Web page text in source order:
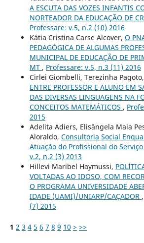
A ESCUTA DAS VOZES INFANTIS
NORTEADOR DA EDUCAÇÃO DE
Professare: v.5, n.2 (10) 2016
Kátia Cristina Carse Alcover, O
PEDAGÓGICA DE ALGUMAS
MUNICIPAL DE EDUCAÇÃO DE
MT , Professare: v.5, n.3 (11) 2016
Cirlei Giombelli, Terezinha Pagoto,
ENTRE PROFESSOR E ALUNO EM
DAS DIVERSAS LINGUAGENS NA
CONCEITOS MATEMÁTICOS ,
2015
Adelita Adiers, Elisângela Maia
Aloraldo, Consultoria Social
Atuação do Profissional do Serviço
v.2, n.2 (3) 2013
Hillevi Maribel Haymussi,
VOLTADAS AO IDOSO, COM
O PROGRAMA UNIVERSIDADE
IDADE (UAMI)/UNIARP/CAÇADOR ,
(7) 2015
1 2 3 4 5 6 7 8 9 10 > >>